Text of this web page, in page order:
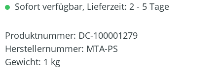
Sofort verfügbar, Lieferzeit: 2 - 5 Tage
Produktnummer: DC-100001279
Herstellernummer: MTA-PS
Gewicht: 1 kg